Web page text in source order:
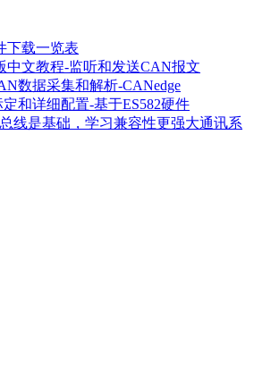
下载一览表
中文教程-监听和发送CAN报文
数据采集和解析-CANedge
和详细配置-基于ES582硬件
线是基础，学习兼容性更强大通讯系